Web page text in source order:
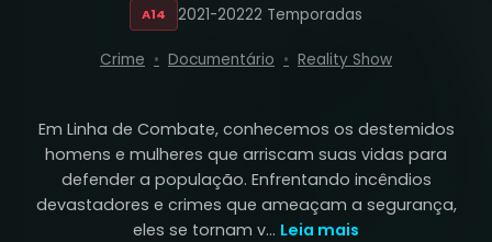
A14 2021-20222 Temporadas
Crime Documentário Reality Show
Em Linha de Combate, conhecemos os destemidos
homens e mulheres que arriscam suas vidas para
defender a população. Enfrentando incêndios
devastadores e crimes que ameaçam a segurança,
eles se tornam v... Leia mais